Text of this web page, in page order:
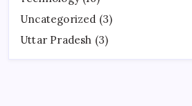
Uncategorized (3)
Uttar Pradesh (3)